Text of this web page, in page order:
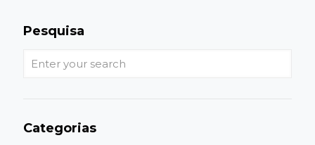
de
trabalho?
Pesquisa
your
Categorias